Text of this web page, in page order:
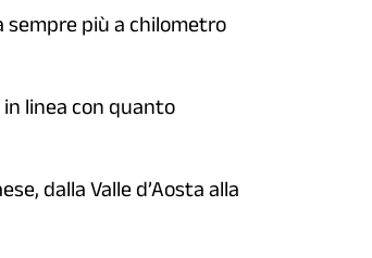
sempre più a chilometro
linea con quanto
dalla Valle d’Aosta alla